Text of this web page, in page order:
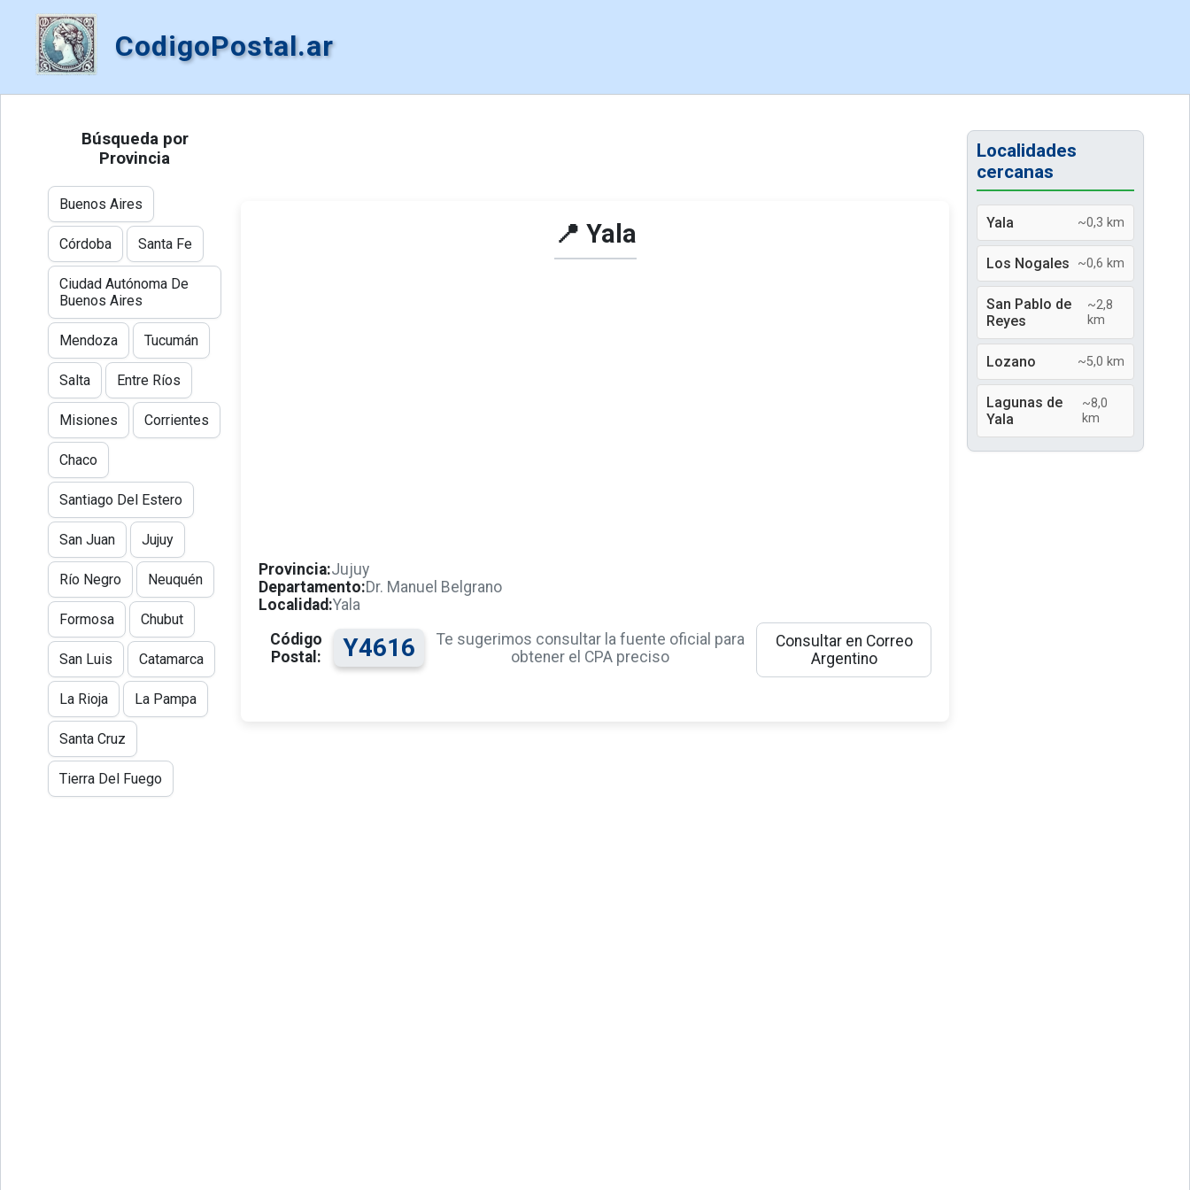
CodigoPostal.ar
📍 Yala
Provincia:Jujuy
Departamento:Dr. Manuel Belgrano
Localidad:Yala
Código
Postal:
Y4616
Te sugerimos consultar la fuente oficial para
obtener el CPA preciso
Consultar en Correo
Argentino
Búsqueda por
Provincia
Buenos Aires
Córdoba Santa Fe
Ciudad Autónoma De
Buenos Aires
Mendoza Tucumán
Salta Entre Ríos
Misiones Corrientes
Chaco
Santiago Del Estero
San Juan Jujuy
Río Negro Neuquén
Formosa Chubut
San Luis Catamarca
La Rioja La Pampa
Santa Cruz
Tierra Del Fuego
Localidades
cercanas
Yala ~0,3 km
Los Nogales ~0,6 km
San Pablo de
Reyes
~2,8
km
Lozano ~5,0 km
Lagunas de
Yala
~8,0
km